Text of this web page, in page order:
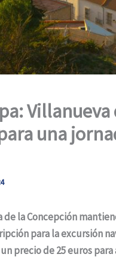
Villanueva
una
la Concepción
para la excursión
precio de 25 euros